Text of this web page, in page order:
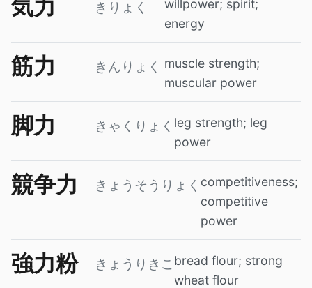
気力 きりょく
willpower; spirit;
energy
筋力 きんりょく
muscle strength;
muscular power
脚力 きゃくりょく leg strength; leg
power
競争力 きょうそうりょく competitiveness;
competitive
power
強力粉 きょうりきこ bread flour; strong
wheat flour